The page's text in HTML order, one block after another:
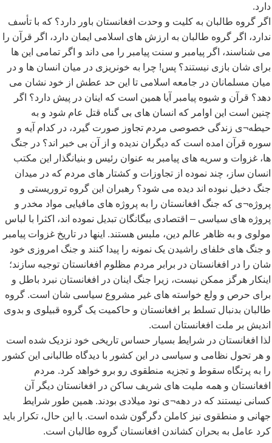
دارد.
اگر گروه طالبان به کلیت و وحدت افغانستان باور دارد؟ که با تأسف
ندارد، اگر گروه طالبان به ارزش های اسلامی ایمان دارد، اگر قرآن را
می شناسند، اگر پیامبر و سنت پیامبر را می داند و اگر تمامی این ها
برای شان بازی نیستند؟ پس! چرا به خونریزی در میان انسان ها و در
میان مسلمانان در جامعه اسلامی تا این حد عطش از خود نشان می
دهد؟ قرآن و شیوه پیامبر آیا همین است که اینان در پیش دارد؟ اگر
چنین است این اوامر که انسان های بی گناه قتل عام شود و به
حیطه¬ی زندگی خصوصی مردم تجاوز صورت گیرد، در کدام آیه و
سوره قرآن امده است که دیگران ندیده و از آن بی خبر اند؟ در جنگ
ها، غزوات و سریه های پیامبر به عنوان رئیس و بنیانگذار این مکتب
انسان ساز، چند نموده از تجاوزات و کشتار های مردم که در میدان
جنگ دخیل نبوده اند دیده می شود؟ رهبران این گروه تروریستی و
پروژه¬ی که جنگ افغانستان را به پروژه های مافیایی مواد مخدر و
پروژه های سیاسی – اقتصادی بیگانگان تبدیل نموده اند، اکثرا با لباس
مولوی و به ظاهر عالم دین، ملبس هستند. اینها در تاریخ غزوات پیامبر
و جنگ های خلفای راشیدن یک نمونه را پیدا کنند و جنگ امروزی خود
شان را در افغانستان در برابر مردم مظلوم افغانستان توجیه سازند؛
اینکار هرگز ممکن نیست، زیرا جنگ اینان در افغانستان نبرد باطل و
برای حرص و ولع خواسته های غیر مشروع سیاسی شان است. گروه
طالبان بدنبال تسلط بر افغانستان و حاکمیت یک گروه قبیلوی و بدوی
اندیش بر ملت افغانستان است.
لذا افغانستان در شرایط بسیار حساس تاریخی خود نزدیک شده است
و هر تحول نظامی و سیاسی در این کشور با دیدگاه طالبانی این کشور
را به پرتگاه سقوط و تجزیه منطقوی رو برو خواهد کرد. مردم
افغانستان و همه ملیت های شریف ساکن در افغانستان دیگر آن
کسانی نیستند که در دهه¬ی نود میلادی بودند. همین طور شرایط
جهانی و منطقوی نیز کاملن دگرگون شده است. با این حال، تکرار باید
کرد عامل به بحران کشاندن افغانستان گروه طالبان است.